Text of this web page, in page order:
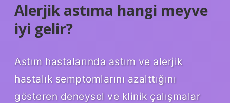
Alerjik astıma hangi meyve
iyi gelir?
Astım hastalarında astım ve alerjik
hastalık semptomlarını azalttığını
gösteren deneysel ve klinik çalışmalar